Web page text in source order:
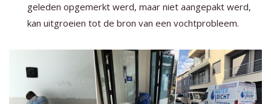
geleden opgemerkt werd, maar niet aangepakt werd,
kan uitgroeien tot de bron van een vochtprobleem.